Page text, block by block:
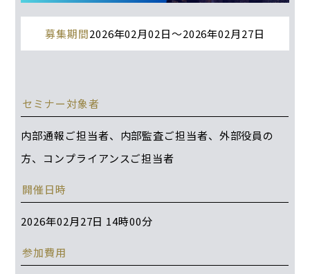
募集期間2026年02月02日〜2026年02月27日
セミナー対象者
内部通報ご担当者、内部監査ご担当者、外部役員の
方、コンプライアンスご担当者
開催日時
2026年02月27日 14時00分
参加費用